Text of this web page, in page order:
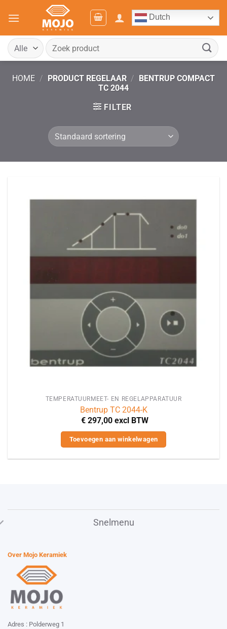
naar
Dutch
Zoeken
naar:
HOME / PRODUCT REGELAAR / BENTRUP COMPACT
TC 2044
FILTER
TEMPERATUURMEET- EN REGELAPPARATUUR
Bentrup TC 2044-K
€297,00 excl BTW
Toevoegen aan winkelwagen
Snelmenu
Over Mojo Keramiek
Adres : Polderweg 1